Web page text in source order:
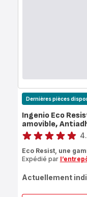
Dernières pièces
Ingenio Eco
amovible,
Note
Eco Resist, une
Expédié par
Actuellement